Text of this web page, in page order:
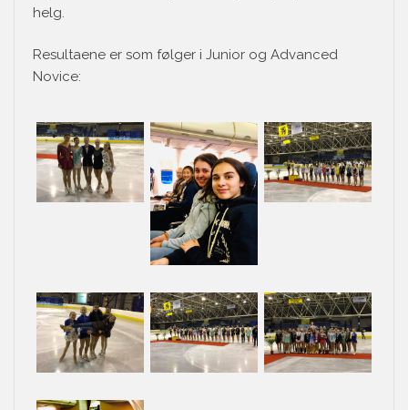
helg.
Resultaene er som følger i Junior og Advanced
Novice: